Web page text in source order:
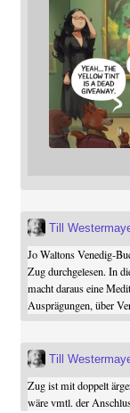
Till
Jo Waltons Venedig-
Zug durchgelesen. In
macht daraus eine
Ausprägungen, über
Till
Zug ist mit doppelt
wäre vmtl. der